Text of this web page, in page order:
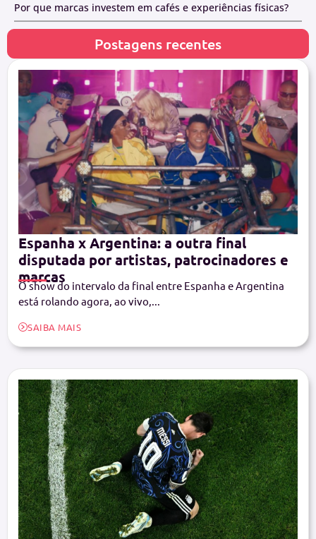
Por que marcas investem em cafés e experiências físicas?
Postagens recentes
Espanha x Argentina: a outra final
disputada por artistas, patrocinadores e
marcas
O show do intervalo da final entre Espanha e Argentina
está rolando agora, ao vivo,...
SAIBA MAIS